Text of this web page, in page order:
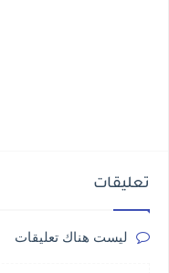
تعليقات
ليست هناك تعليقات